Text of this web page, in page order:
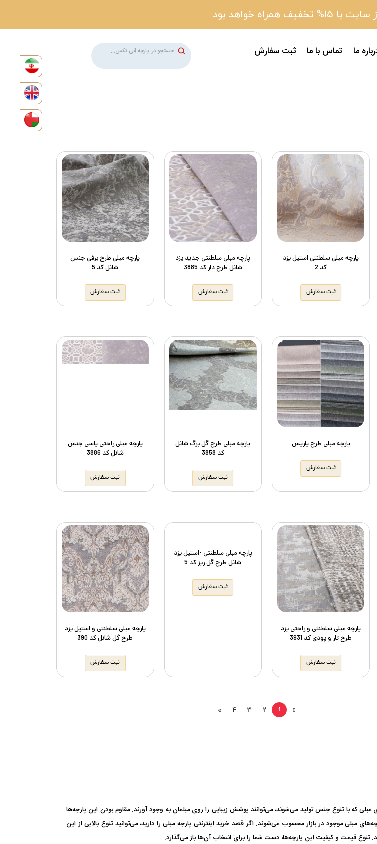
همراه خواهد بود
ما تماس با ما ثبت سفارش
پارچه مبلی سلطنتی استیل یزد
کد 2
ثبت سفارش
پارچه مبلی سلطنتی جدید یزد
شانل طرح دار کد 3885
ثبت سفارش
پارچه مبلی طرح برفی جنس
شانل کد 5
ثبت سفارش
پارچه مبلی طرح پاریس
ثبت سفارش
پارچه مبلی طرح گل برگ شانل
کد 3858
ثبت سفارش
پارچه مبلی راحتی یاسی جنس
شانل کد 3886
ثبت سفارش
پارچه مبلی سلطنتی و راحتی یزد
طرح تار و پودی کد 3931
ثبت سفارش
پارچه مبلی سلطنتی -استیل یزد
شانل طرح گل ریز کد 5
ثبت سفارش
پارچه مبلی سلطنتی و استیل یزد
طرح گل شانل کد 390
ثبت سفارش
«
1
2
3
4
»
که با تنوع جنس تولید می‌شوند، می‌توانند پوشش زیبایی را روی مبلمان به وجود آورند. مقاوم بودن این پارچه‌ها
مبلی موجود در بازار محسوب می‌شوند. اگر قصد خرید اینترنتی پارچه مبلی را دارید، می‌توانید تنوع بالایی از این
قیمت و کیفیت این پارچه‌ها، دست شما را برای انتخاب آن‌ها باز می‌گذارد.